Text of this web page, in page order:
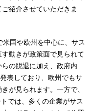
紹介させていただきま
国や欧州を中心に、サス
動きが政策面で見られて
の脱退に加え、政府内
表しており、欧州でもサ
が見られます。一方で、
では、多くの企業がサス